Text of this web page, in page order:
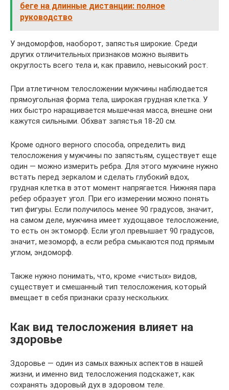
беге на длинные дистанции: полное
руководство
У эндоморфов, наоборот, запястья широкие. Среди
других отличительных признаков можно выявить
округлость всего тела и, как правило, невысокий рост.
При атлетичном телосложении мужчины наблюдается
прямоугольная форма тела, широкая грудная клетка. У
них быстро наращивается мышечная масса, внешне они
кажутся сильными. Обхват запястья 18-20 см.
Кроме одного верного способа, определить вид
телосложения у мужчины по запястьям, существует еще
один — можно измерить ребра. Для этого мужчине нужно
встать перед зеркалом и сделать глубокий вдох,
грудная клетка в этот момент напрягается. Нижняя пара
ребер образует угол. При его измерении можно понять
тип фигуры. Если получилось менее 90 градусов, значит,
на самом деле, мужчина имеет худощавое телосложение,
то есть он эктоморф. Если угол превышает 90 градусов,
значит, мезоморф, а если ребра смыкаются под прямым
углом, эндоморф.
Также нужно понимать, что, кроме «чистых» видов,
существует и смешанный тип телосложения, который
вмещает в себя признаки сразу нескольких.
Как вид телосложения влияет на
здоровье
Здоровье — один из самых важных аспектов в нашей
жизни, и именно вид телосложения подскажет, как
сохранять здоровый дух в здоровом теле.